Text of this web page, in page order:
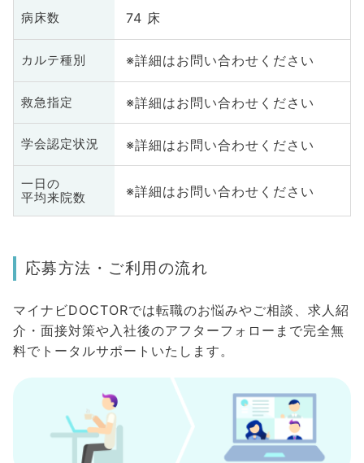
病床数 74 床
カルテ種別 ※詳細はお問い合わせください
救急指定 ※詳細はお問い合わせください
学会認定状況 ※詳細はお問い合わせください
一日の
平均来院数
※詳細はお問い合わせください
応募方法・ご利用の流れ
マイナビDOCTORでは転職のお悩みやご相談、求人紹
介・面接対策や入社後のアフターフォローまで完全無
料でトータルサポートいたします。